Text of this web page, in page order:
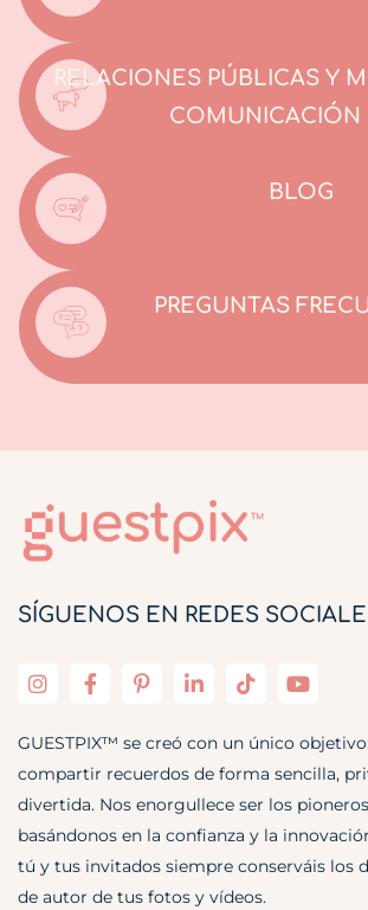
RELACIONES PÚBLICAS Y
COMUNICACIÓN
BLOG
PREGUNTAS
SÍGUENOS EN REDES
GUESTPIX™ se creó con un único
compartir recuerdos de forma sencilla,
divertida. Nos enorgullece ser los
basándonos en la confianza y la
tú y tus invitados siempre conserváis los
de autor de tus fotos y vídeos.